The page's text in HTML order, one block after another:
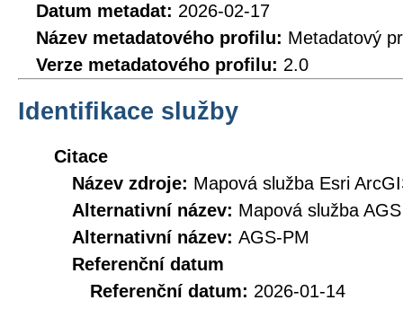
Datum metadat: 2026-02-17
Název metadatového profilu: Metadatový
Verze metadatového profilu: 2.0
Identifikace služby
Citace
Název zdroje: Mapová služba Esri
Alternativní název: Mapová služba
Alternativní název: AGS-PM
Referenční datum
Referenční datum: 2026-01-14